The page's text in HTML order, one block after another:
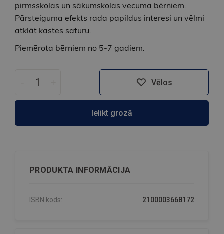
pirmsskolas un sākumskolas vecuma bērniem.
Pārsteiguma efekts rada papildus interesi un vēlmi
atklāt kastes saturu.
Piemērota bērniem no 5-7 gadiem.
Vēlos
Ielikt grozā
PRODUKTA INFORMĀCIJA
ISBN kods: 2100003668172